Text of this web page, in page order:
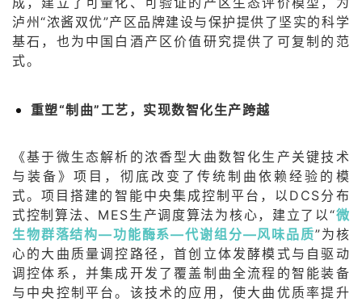
泸州“浓酱双优”产区品牌建设与保护提供了坚实的科学
基石，也为中国白酒产区价值研究提供了可复制的范
式。
重塑“制曲”工艺，实现数智化生产跨越
《基于微生态解析的浓香型大曲数智化生产关键技术
与装备》项目，彻底改变了传统制曲依赖经验的模
式。项目搭建的智能中央集成控制平台，以DCS分布
式控制算法、MES生产调度算法为核心，建立了以“微
生物群落结构—功能酶系—代谢组分—风味品质”为核
心的大曲质量调控路径，首创立体发酵模式与自驱动
调控体系，并集成开发了覆盖制曲全流程的智能装备
与中央控制平台。该技术的应用，使大曲优质率提升